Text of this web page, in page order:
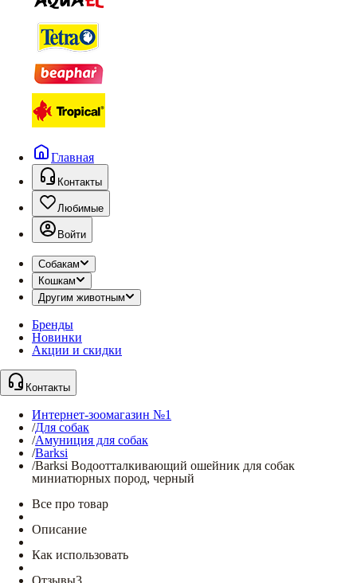
Главная
Контакты
Любимые
Войти
Собакам
Кошкам
Другим животным
Бренды
Новинки
Акции и скидки
Контакты
Интернет-зоомагазин №1
/Для собак
/Амуниция для собак
/Barksi
/Barksi Водоотталкивающий ошейник для собак
миниатюрных пород, черный
Все про товар
Описание
Как использовать
Отзывы3